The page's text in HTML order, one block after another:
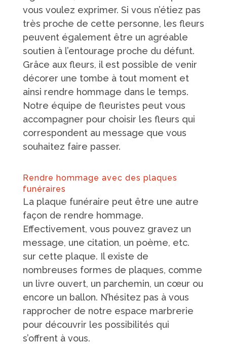
vous voulez exprimer. Si vous n’étiez pas
très proche de cette personne, les fleurs
peuvent également être un agréable
soutien à l’entourage proche du défunt.
Grâce aux fleurs, il est possible de venir
décorer une tombe à tout moment et
ainsi rendre hommage dans le temps.
Notre équipe de fleuristes peut vous
accompagner pour choisir les fleurs qui
correspondent au message que vous
souhaitez faire passer.
Rendre hommage avec des plaques
funéraires
La plaque funéraire peut être une autre
façon de rendre hommage.
Effectivement, vous pouvez gravez un
message, une citation, un poème, etc.
sur cette plaque. Il existe de
nombreuses formes de plaques, comme
un livre ouvert, un parchemin, un cœur ou
encore un ballon. N’hésitez pas à vous
rapprocher de notre espace marbrerie
pour découvrir les possibilités qui
s’offrent à vous.